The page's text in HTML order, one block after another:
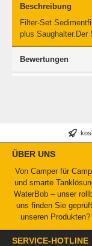
Beschreibung
Filter-Set
plus
Bewertungen
ÜBER UNS
Von Camper für
und smarte
WaterBob – unser
uns finden Sie
unseren
SERVICE-HOTLINE